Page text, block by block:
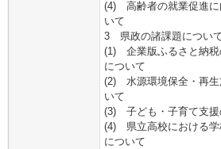
(4) 高齢者の就業促進に
いて
3 県政の諸課題につい
(1) 企業版ふるさと納税
について
(2) 水源環境保全・再生
いて
(3) 子ども・子育て支援
(4) 県立高校における学
について